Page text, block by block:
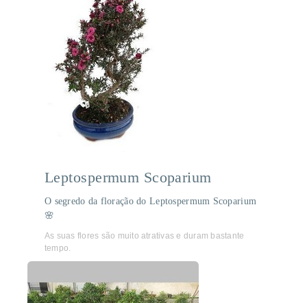
Leptospermum Scoparium
O segredo da floração do Leptospermum Scoparium
🌸
As suas flores são muito atrativas e duram bastante
tempo.